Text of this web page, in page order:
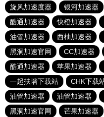
旋风加速度器
银河加速器
酷通加速器
快橙加速器
油管加速器
西柚加速器
黑洞加速官网
CC加速器
酷通加速器
苹果加速器
一起扶墙下载站
CHK下载
油管加速器
油管加速器
黑洞加速官网
芒果加速器